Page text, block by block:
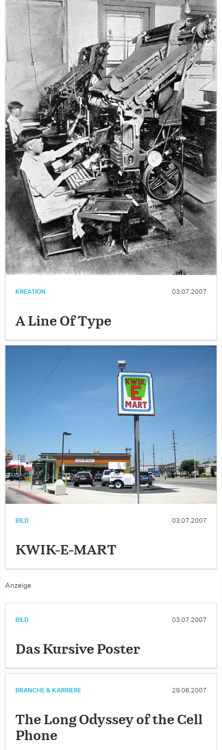
KREATION 03.07.2007
A Line Of Type
BILD 03.07.2007
KWIK-E-MART
Anzeige
BILD 03.07.2007
Das Kursive Poster
BRANCHE & KARRIERE 29.06.2007
The Long Odyssey of the Cell
Phone